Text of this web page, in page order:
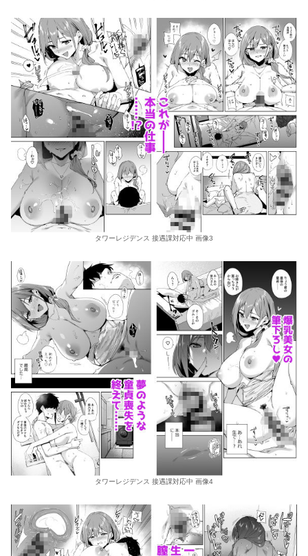
タワーレジデンス 接遇課対応中 画像3
タワーレジデンス 接遇課対応中 画像4